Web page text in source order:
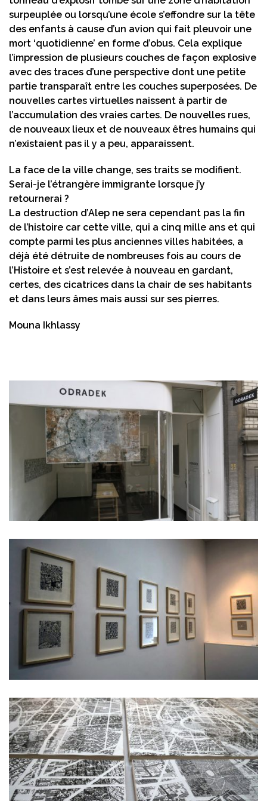
surpeuplée ou lorsqu’une école s’effondre sur la tête
des enfants à cause d’un avion qui fait pleuvoir une
mort ‘quotidienne’ en forme d’obus. Cela explique
l’impression de plusieurs couches de façon explosive
avec des traces d’une perspective dont une petite
partie transparaît entre les couches superposées. De
nouvelles cartes virtuelles naissent à partir de
l’accumulation des vraies cartes. De nouvelles rues,
de nouveaux lieux et de nouveaux êtres humains qui
n’existaient pas il y a peu, apparaissent.
La face de la ville change, ses traits se modifient.
Serai-je l’étrangère immigrante lorsque j’y
retournerai ?
La destruction d’Alep ne sera cependant pas la fin
de l’histoire car cette ville, qui a cinq mille ans et qui
compte parmi les plus anciennes villes habitées, a
déjà été détruite de nombreuses fois au cours de
l’Histoire et s’est relevée à nouveau en gardant,
certes, des cicatrices dans la chair de ses habitants
et dans leurs âmes mais aussi sur ses pierres.
Mouna Ikhlassy